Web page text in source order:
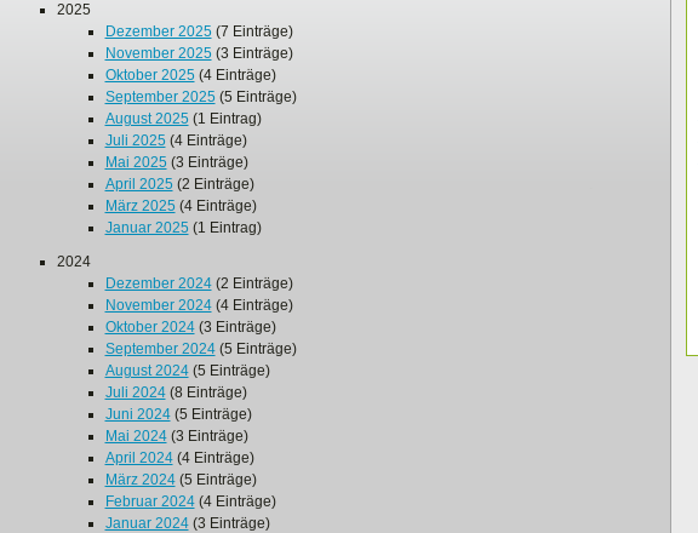
2025
Dezember 2025(7 Einträge)
November 2025(3 Einträge)
Oktober 2025(4 Einträge)
September 2025(5 Einträge)
August 2025(1 Eintrag)
Juli 2025 (4 Einträge)
Mai 2025 (3 Einträge)
April 2025 (2 Einträge)
März 2025 (4 Einträge)
Januar 2025 (1 Eintrag)
2024
Dezember 2024(2 Einträge)
November 2024(4 Einträge)
Oktober 2024(3 Einträge)
September 2024(5 Einträge)
August 2024(5 Einträge)
Juli 2024(8 Einträge)
Juni 2024(5 Einträge)
Mai 2024(3 Einträge)
April 2024(4 Einträge)
März 2024(5 Einträge)
Februar 2024(4 Einträge)
Januar 2024(3 Einträge)